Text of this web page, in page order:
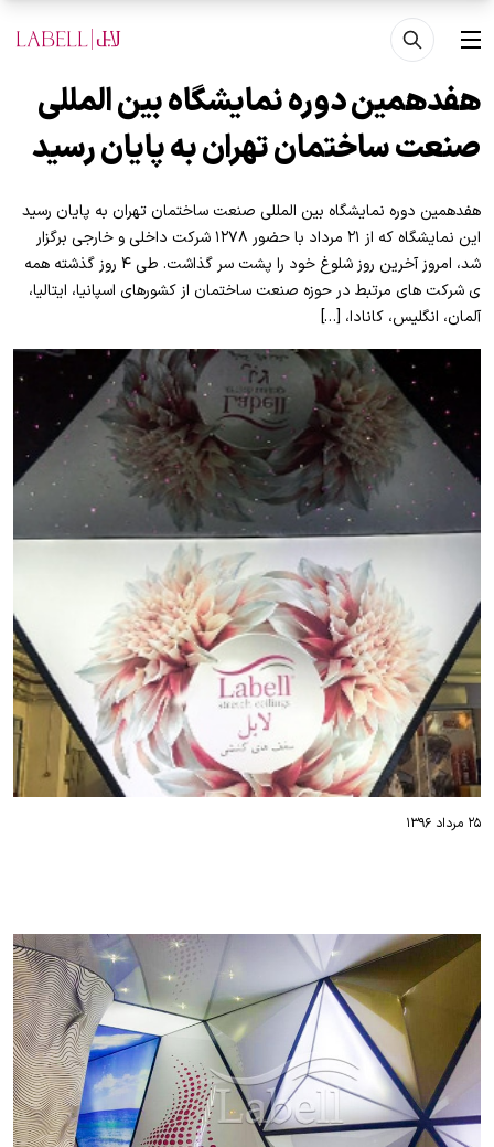
رفتن به محتوای اصلی
منو
هفدهمین دوره نمایشگاه بین المللی
صنعت ساختمان تهران به پایان رسید
هفدهمین دوره نمایشگاه بین المللی صنعت ساختمان تهران به پایان رسید
این نمایشگاه که از ۲۱ مرداد با حضور ۱۲۷۸ شرکت داخلی و خارجی برگزار
شد، امروز آخرین روز شلوغ خود را پشت سر گذاشت. طی ۴ روز گذشته همه
ی شرکت های مرتبط در حوزه صنعت ساختمان از کشورهای اسپانیا، ایتالیا،
آلمان، انگلیس، کانادا، […]
۲۵ مرداد ۱۳۹۶